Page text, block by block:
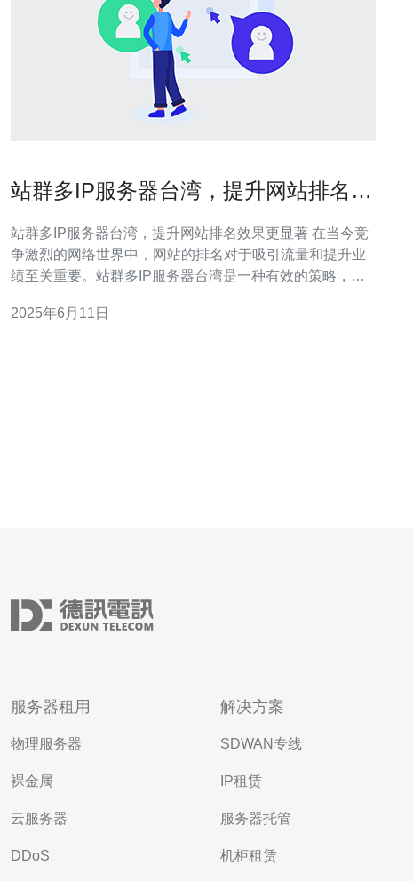
站群多IP服务器台湾，提升网站排名效
站群多IP服务器台湾，提升网站排名效果更显著 在当今竞
争激烈的网络世界中，网站的排名对于吸引流量和提升业
绩至关重要。站群多IP服务器台湾是一种有效的策略，可
是将多个网站链接在一起，通过相互引流和支持来提升整
2025年6月11日
服务器租用
物理服务器
裸金属
云服务器
DDoS
解决方案
SDWAN专线
IP租赁
服务器托管
机柜租赁